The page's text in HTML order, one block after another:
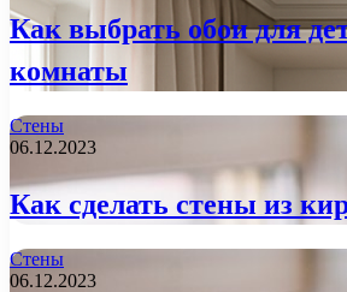
Как выбрать обои для
комнаты
Стены
06.12.2023
Как сделать стены из
Стены
06.12.2023